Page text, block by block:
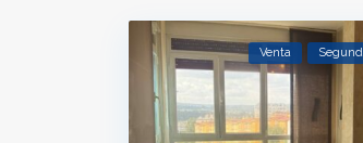
Venta